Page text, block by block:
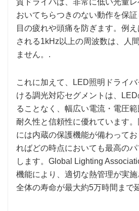
質ドライバは、非常に低い光量
おいてちらつきのない動作を保
目の疲れや頭痛を防ぎます。例
される1kHz以上の周波数は、人
ません。.
これに加えて、LED照明ドライ
ける調光対応セグメントは、LED
ることなく、幅広い電流・電圧範
耐久性と信頼性に優れています
には内蔵の保護機能が備わって
ればどの時点においても最高の
します。Global Lighting
機能により、適切な熱管理が実
全体の寿命が最大約5万時間まで